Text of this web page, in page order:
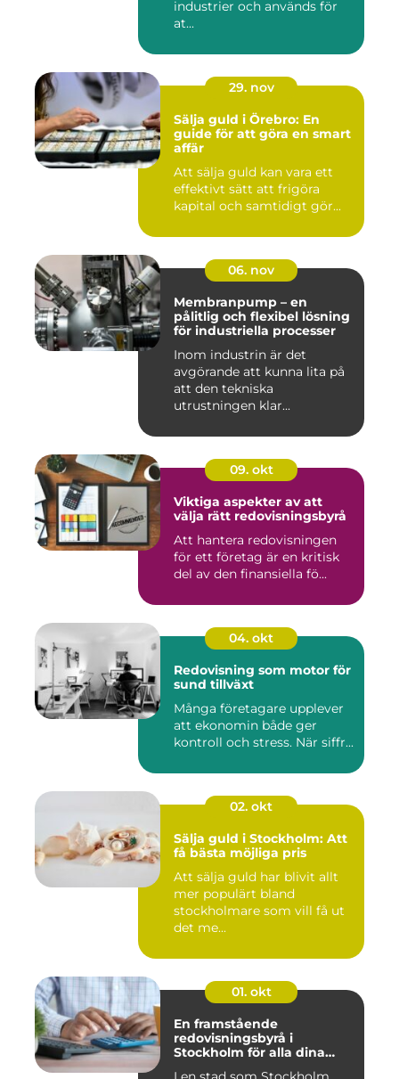
industrier och används för
at...
29. nov
Sälja guld i Örebro: En
guide för att göra en smart
affär
Att sälja guld kan vara ett
effektivt sätt att frigöra
kapital och samtidigt gör...
06. nov
Membranpump – en
pålitlig och flexibel lösning
för industriella processer
Inom industrin är det
avgörande att kunna lita på
att den tekniska
utrustningen klar...
09. okt
Viktiga aspekter av att
välja rätt redovisningsbyrå
Att hantera redovisningen
för ett företag är en kritisk
del av den finansiella fö...
04. okt
Redovisning som motor för
sund tillväxt
Många företagare upplever
att ekonomin både ger
kontroll och stress. När siffr...
02. okt
Sälja guld i Stockholm: Att
få bästa möjliga pris
Att sälja guld har blivit allt
mer populärt bland
stockholmare som vill få ut
det me...
01. okt
En framstående
redovisningsbyrå i
Stockholm för alla dina